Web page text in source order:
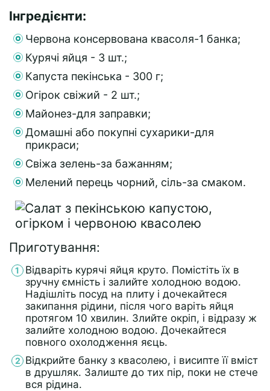
Інгредієнти:
Червона консервована квасоля-1 банка;
Курячі яйця - 3 шт.;
Капуста пекінська - 300 г;
Огірок свіжий - 2 шт.;
Майонез-для заправки;
Домашні або покупні сухарики-для
прикраси;
Свіжа зелень-за бажанням;
Мелений перець чорний, сіль-за смаком.
Приготування:
Відваріть курячі яйця круто. Помістіть їх в
зручну ємність і залийте холодною водою.
Надішліть посуд на плиту і дочекайтеся
закипання рідини, після чого варіть яйця
протягом 10 хвилин. Злийте окріп, і відразу ж
залийте холодною водою. Дочекайтеся
повного охолодження яєць.
Відкрийте банку з квасолею, і висипте її вміст
в друшляк. Залиште до тих пір, поки не стече
вся рідина.